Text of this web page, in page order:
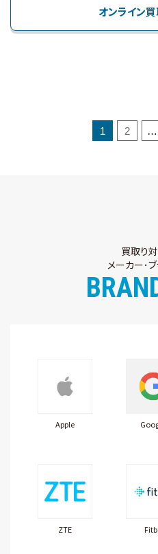
オンライン
1 2 …
買取り
メーカー･
Apple
ZTE